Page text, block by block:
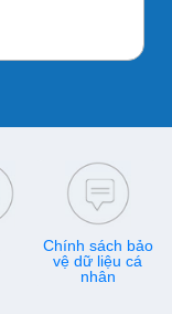
Chính sách bảo
vệ dữ liệu cá
nhân